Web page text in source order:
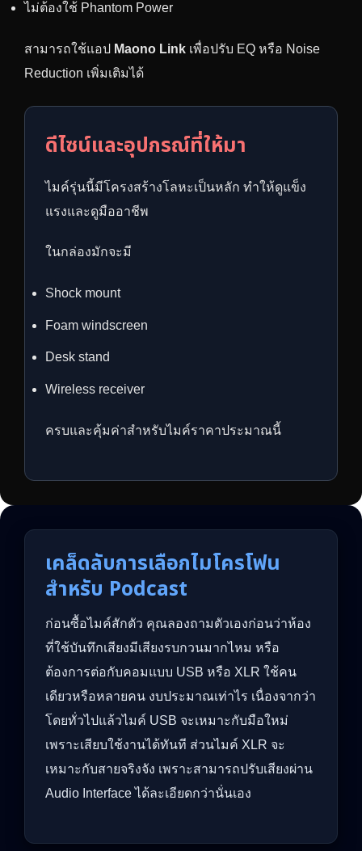
ไม่ต้องใช้ Phantom Power
สามารถใช้แอป Maono Link เพื่อปรับ EQ หรือ Noise
Reduction เพิ่มเติมได้
ดีไซน์และอุปกรณ์ที่ให้มา
ไมค์รุ่นนี้มีโครงสร้างโลหะเป็นหลัก ทำให้ดูแข็ง
แรงและดูมืออาชีพ
ในกล่องมักจะมี
Shock mount
Foam windscreen
Desk stand
Wireless receiver
ครบและคุ้มค่าสำหรับไมค์ราคาประมาณนี้
เคล็ดลับการเลือกไมโครโฟน
สำหรับ Podcast
ก่อนซื้อไมค์สักตัว คุณลองถามตัวเองก่อนว่าห้อง
ที่ใช้บันทึกเสียงมีเสียงรบกวนมากไหม หรือ
ต้องการต่อกับคอมแบบ USB หรือ XLR ใช้คน
เดียวหรือหลายคน งบประมาณเท่าไร เนื่องจากว่า
โดยทั่วไปแล้วไมค์ USB จะเหมาะกับมือใหม่
เพราะเสียบใช้งานได้ทันที ส่วนไมค์ XLR จะ
เหมาะกับสายจริงจัง เพราะสามารถปรับเสียงผ่าน
Audio Interface ได้ละเอียดกว่านั่นเอง